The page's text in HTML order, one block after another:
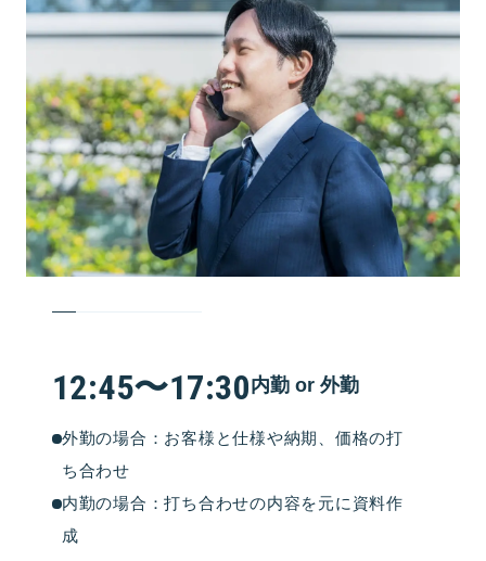
12:45〜17:30内勤 or 外勤
外勤の場合：お客様と仕様や納期、価格の打
ち合わせ
内勤の場合：打ち合わせの内容を元に資料作
成